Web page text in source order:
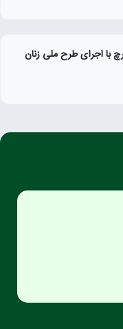
با اجرای طرح ملی زنان